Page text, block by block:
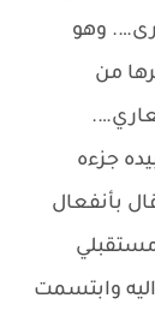
وهو
من
جزءه
بأنفعال
وابتسمت